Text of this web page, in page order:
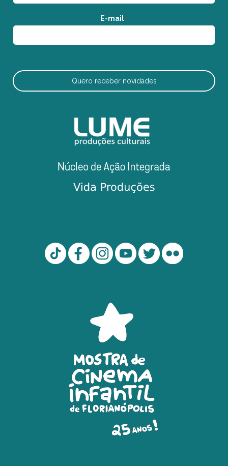
E-mail *
Quero receber novidades